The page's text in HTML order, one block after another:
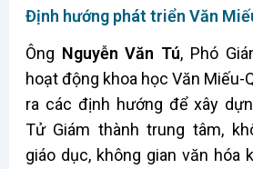
Định hướng phát triển Văn
Ông Nguyễn Văn Tú, Phó
hoạt động khoa học Văn Miếu-
ra các định hướng để xây
Tử Giám thành trung tâm,
giáo dục, không gian văn hóa